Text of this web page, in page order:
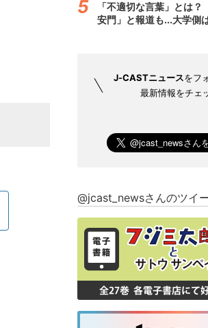
「不適切な言葉」とは
安門」と報道も...大学側
J-CASTニュースをフ
最新情報をチェ
@jcast_newsさんのツイ